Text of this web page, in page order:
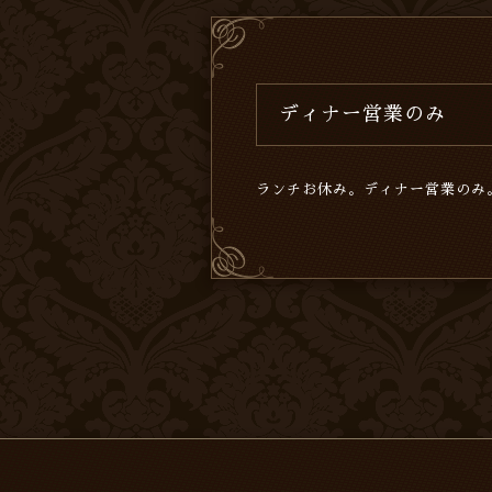
ディナー営業のみ
ランチお休み。ディナー営業のみ